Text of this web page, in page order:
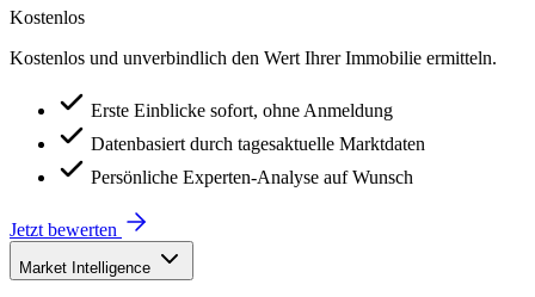
Kostenlos
Kostenlos und unverbindlich den Wert Ihrer Immobilie ermitteln.
Erste Einblicke sofort, ohne Anmeldung
Datenbasiert durch tagesaktuelle Marktdaten
Persönliche Experten-Analyse auf Wunsch
Jetzt bewerten
Market Intelligence